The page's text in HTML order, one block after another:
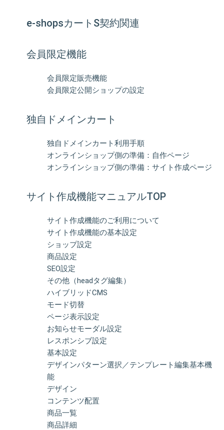
e-shopsカートS契約関連
会員限定機能
会員限定販売機能
会員限定公開ショップの設定
独自ドメインカート
独自ドメインカート利用手順
オンラインショップ側の準備：自作ページ
オンラインショップ側の準備：サイト作成ページ
サイト作成機能マニュアルTOP
サイト作成機能のご利用について
サイト作成機能の基本設定
ショップ設定
商品設定
SEO設定
その他（headタグ編集）
ハイブリッドCMS
モード切替
ページ表示設定
お知らせモーダル設定
レスポンシブ設定
基本設定
デザインパターン選択／テンプレート編集基本機
能
デザイン
コンテンツ配置
商品一覧
商品詳細